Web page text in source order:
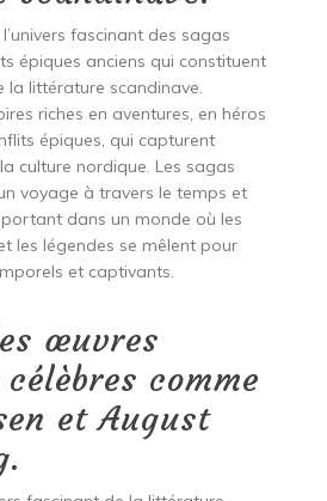
fascinant des sagas
épiques anciens qui constituent
la littérature scandinave.
riches en aventures, en héros
épiques, qui capturent
culture nordique. Les sagas
voyage à travers le temps et
dans un monde où les
les légendes se mêlent pour
et captivants.
œuvres
comme
et August